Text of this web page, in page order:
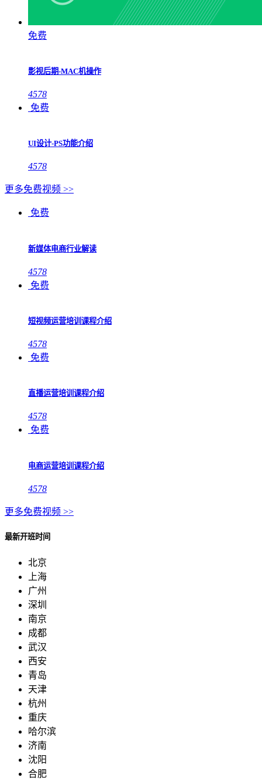
免费
影视后期-MAC机操作
4578
免费
UI设计-PS功能介绍
4578
更多免费视频 >>
免费
新媒体电商行业解读
4578
免费
短视频运营培训课程介绍
4578
免费
直播运营培训课程介绍
4578
免费
电商运营培训课程介绍
4578
更多免费视频 >>
最新开班时间
北京
上海
广州
深圳
南京
成都
武汉
西安
青岛
天津
杭州
重庆
哈尔滨
济南
沈阳
合肥